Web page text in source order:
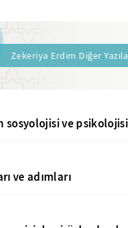
Zekeriya Erdim Diğer
sosyolojisi ve psikolojisi
ve adımları